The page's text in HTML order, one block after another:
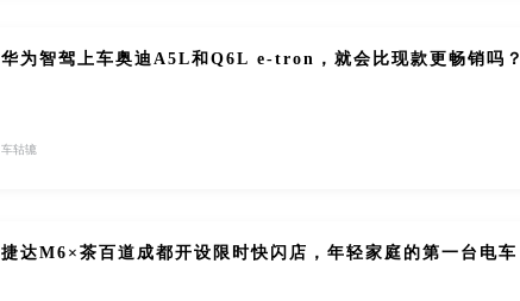
华为智驾上车奥迪A5L和Q6L e-tron，就会比现款更畅销吗？
车轱辘
捷达M6×茶百道成都开设限时快闪店，年轻家庭的第一台电车